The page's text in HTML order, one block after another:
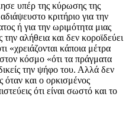
υπέρ της κύρωσης της
κριτήριο για την
ή για την ωριμότητα μιας
την αλήθεια και δεν κοροϊδεύει
«χρειάζονται κάποια μέτρα
κόσμο «ότι τα πράγματα
την ψήφο του. Αλλά δεν
όταν και ο ορκισμένος
ότι είναι σωστό και το